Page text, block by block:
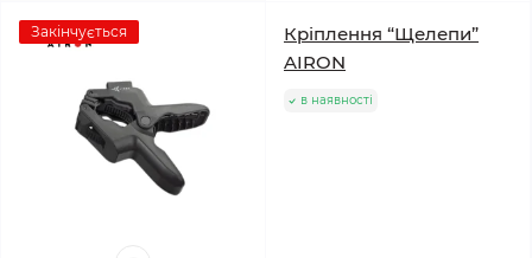
Закінчується
Кріплення “Щелепи”
AIRON
в наявності